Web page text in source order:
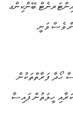
ބޭންކިންގ
ވެސް ވަނީ
ހޯދާ ފަރާތްތަކުން
ހީލަތުން ފައިސާ